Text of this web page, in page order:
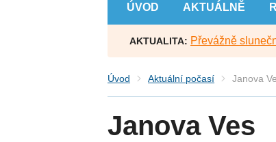
ÚVOD AKTUÁLNĚ
AKTUALITA: Převážně
Úvod Aktuální počasí Janova
Janova Ves